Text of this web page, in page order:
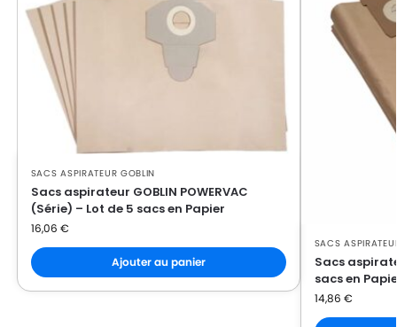
GOBLIN
GOBLIN BULLDOG
GOBLIN
GOBLIN CLASSIC
GOBLIN
GOBLIN DELTA ES
GOBLIN
GOBLIN EXXTRA 211
GOBLIN
GOBLIN HOBBY 11
GOBLIN
GOBLIN HOBBY 22
GOBLIN
GOBLIN HOBBY 24
GOBLIN
SACS ASPIRATEUR GOBLIN
Sacs aspirateur GOBLIN POWERVAC
(Série) – Lot de 5 sacs en Papier
16,06 €
Ajouter au panier
SACS
Sacs
sacs en
14,86 €